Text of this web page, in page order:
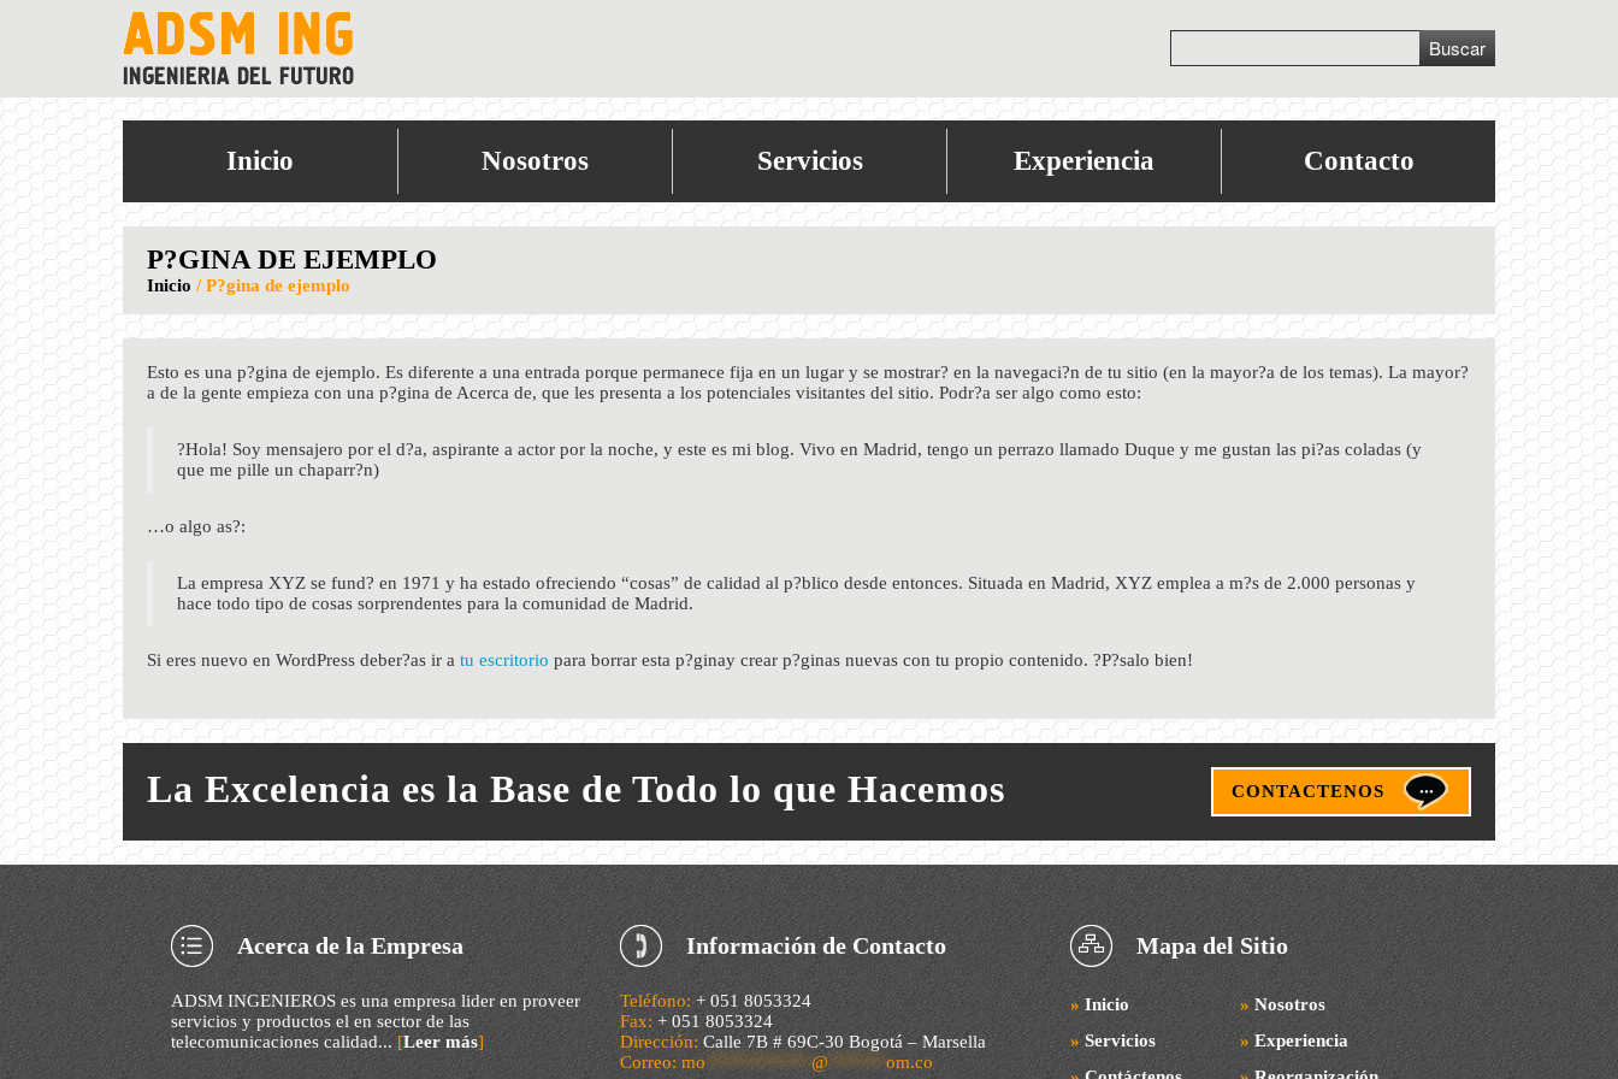
Buscar
Inicio Nosotros Servicios Experiencia Contacto
P?GINA DE EJEMPLO
Inicio /P?gina de ejemplo
Esto es una p?gina de ejemplo. Es diferente a una entrada porque permanece fija en un lugar y se mostrar? en la navegaci?n de tu sitio (en la mayor?a de los temas). La mayor?
a de la gente empieza con una p?gina de Acerca de, que les presenta a los potenciales visitantes del sitio. Podr?a ser algo como esto:
?Hola! Soy mensajero por el d?a, aspirante a actor por la noche, y este es mi blog. Vivo en Madrid, tengo un perrazo llamado Duque y me gustan las pi?as coladas (y
que me pille un chaparr?n)
…o algo as?:
La empresa XYZ se fund? en 1971 y ha estado ofreciendo “cosas” de calidad al p?blico desde entonces. Situada en Madrid, XYZ emplea a m?s de 2.000 personas y
hace todo tipo de cosas sorprendentes para la comunidad de Madrid.
Si eres nuevo en WordPress deber?as ir a tu escritorio para borrar esta p?ginay crear p?ginas nuevas con tu propio contenido. ?P?salo bien!
La Excelencia es la Base de Todo lo que Hacemos CONTACTENOS
Acerca de la Empresa
ADSM INGENIEROS es una empresa lider en proveer
servicios y productos el en sector de las
telecomunicaciones calidad... [Leer más]
Información de Contacto
Teléfono: + 051 8053324
Fax: + 051 8053324
Dirección: Calle 7B # 69C-30 Bogotá – Marsella
Correo: mo ***********@******om.co
Mapa del Sitio
» Inicio »Nosotros
» Servicios » Experiencia